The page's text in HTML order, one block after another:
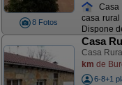
8 Fotos
Casa
casa
Dispone
Casa
Casa
km de
6-8+1